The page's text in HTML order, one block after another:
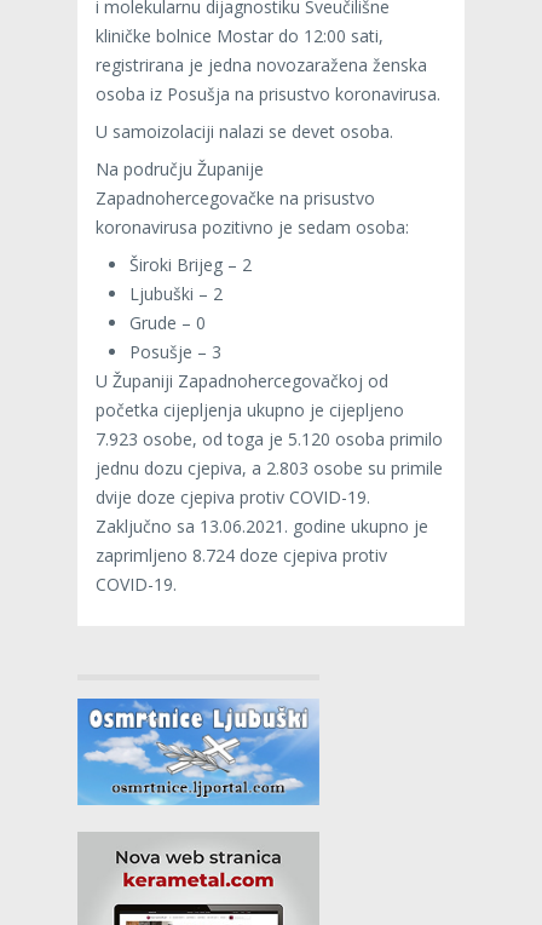
i molekularnu dijagnostiku Sveučilišne
kliničke bolnice Mostar do 12:00 sati,
registrirana je jedna novozaražena ženska
osoba iz Posušja na prisustvo koronavirusa.
U samoizolaciji nalazi se devet osoba.
Na području Županije
Zapadnohercegovačke na prisustvo
koronavirusa pozitivno je sedam osoba:
Široki Brijeg – 2
Ljubuški – 2
Grude – 0
Posušje – 3
U Županiji Zapadnohercegovačkoj od
početka cijepljenja ukupno je cijepljeno
7.923 osobe, od toga je 5.120 osoba primilo
jednu dozu cjepiva, a 2.803 osobe su primile
dvije doze cjepiva protiv COVID-19.
Zaključno sa 13.06.2021. godine ukupno je
zaprimljeno 8.724 doze cjepiva protiv
COVID-19.